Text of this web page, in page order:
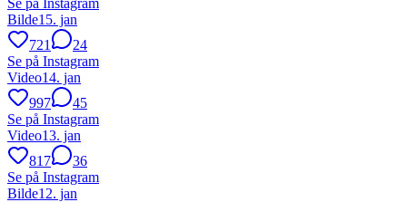
Bilde15. jan
721
24
Se på Instagram
Video14. jan
997
45
Se på Instagram
Video13. jan
817
36
Se på Instagram
Bilde12. jan